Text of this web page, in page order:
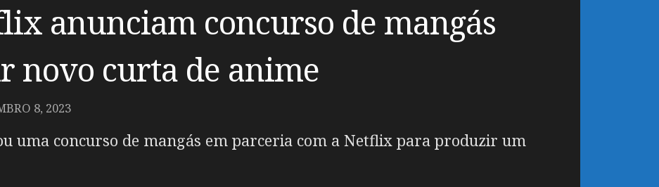
anunciam concurso de mangás
novo curta de anime
8, 2023
uma concurso de mangás em parceria com a Netflix para produzir um